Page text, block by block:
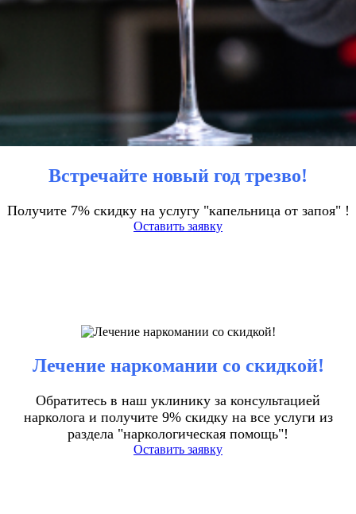
Встречайте новый год трезво!
Получите 7% скидку на услугу "капельница от запоя" !
Оставить заявку
Лечение наркомании со скидкой!
Обратитесь в наш уклинику за консультацией
нарколога и получите 9% скидку на все услуги из
раздела "наркологическая помощь"!
Оставить заявку